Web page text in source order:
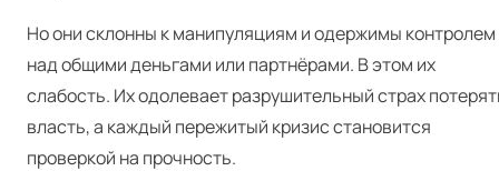
Но они склонны к манипуляциям и одержимы контролем
над общими деньгами или партнёрами. В этом их
слабость. Их одолевает разрушительный страх
власть, а каждый пережитый кризис становится
проверкой на прочность.